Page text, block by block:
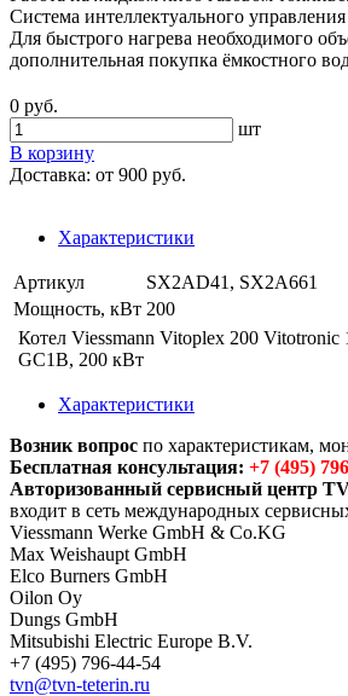
Система интеллектуального
Для быстрого нагрева необходимого
дополнительная покупка ёмкостного
0 руб.
шт
В корзину
Доставка: от 900 руб.
Характеристики
Артикул
SX2AD41, SX2A661
Мощность, кВт 200
Котел Viessmann Vitoplex 200 Vitotronic
GC1B, 200 кВт
Характеристики
Возник вопрос по характеристикам,
Бесплатная консультация: +7 (495)
Авторизованный сервисный центр
входит в сеть международных
Viessmann Werke GmbH & Co.KG
Max Weishaupt GmbH
Elco Burners GmbH
Oilon Oy
Dungs GmbH
Mitsubishi Electric Europe B.V.
+7 (495) 796-44-54
tvn@tvn-teterin.ru